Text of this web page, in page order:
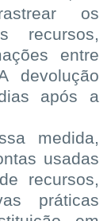
os
recursos,
entre
devolução
após a
medida,
usadas
recursos,
práticas